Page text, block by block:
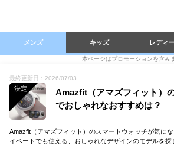
メンズ キッズ レディ
本ページはプロモーションを含み
最終更新日：2026/07/03
決定
Amazfit（アマズフィット）
でおしゃれなおすすめは？
Amazfit（アマズフィット）のスマートウォッチが気に
イベートでも使える、おしゃれなデザインのモデルを探